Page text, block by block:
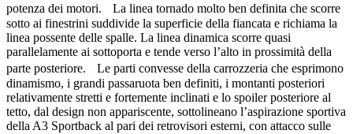
potenza dei motori. La linea tornado molto ben definita che scorre
sotto ai finestrini suddivide la superficie della fiancata e richiama la
linea possente delle spalle. La linea dinamica scorre quasi
parallelamente ai sottoporta e tende verso l’alto in prossimità della
parte posteriore. Le parti convesse della carrozzeria che esprimono
dinamismo, i grandi passaruota ben definiti, i montanti posteriori
relativamente stretti e fortemente inclinati e lo spoiler posteriore al
tetto, dal design non appariscente, sottolineano l’aspirazione sportiva
della A3 Sportback al pari dei retrovisori esterni, con attacco sulle